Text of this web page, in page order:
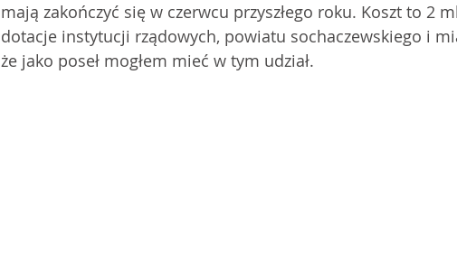
mają zakończyć się w czerwcu przyszłego roku. Koszt to 2
dotacje instytucji rządowych, powiatu sochaczewskiego i
że jako poseł mogłem mieć w tym udział.